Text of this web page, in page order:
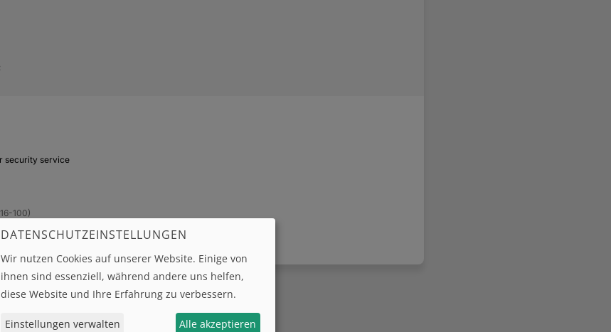
DATENSCHUTZEINSTELLUNGEN
Wir nutzen Cookies auf unserer Website. Einige von
ihnen sind essenziell, während andere uns helfen,
diese Website und Ihre Erfahrung zu verbessern.
Einstellungen verwalten Alle akzeptieren